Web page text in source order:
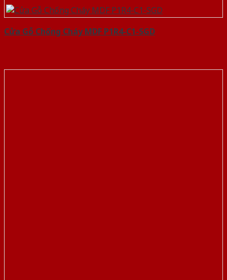
Cửa Gỗ Chống Cháy MDF P1R4-C1-SGD